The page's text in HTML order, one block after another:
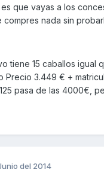
que vayas a los
compres nada sin
tiene 15 caballos igual
Precio 3.449 € +
pasa de las 4000€,
del 2014